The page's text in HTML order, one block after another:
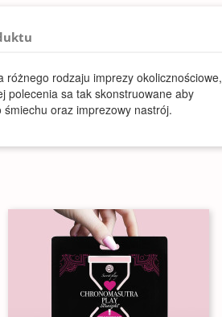
różnego rodzaju imprezy okolicznościowe,
polecenia sa tak skonstruowane aby
oraz imprezowy nastrój.